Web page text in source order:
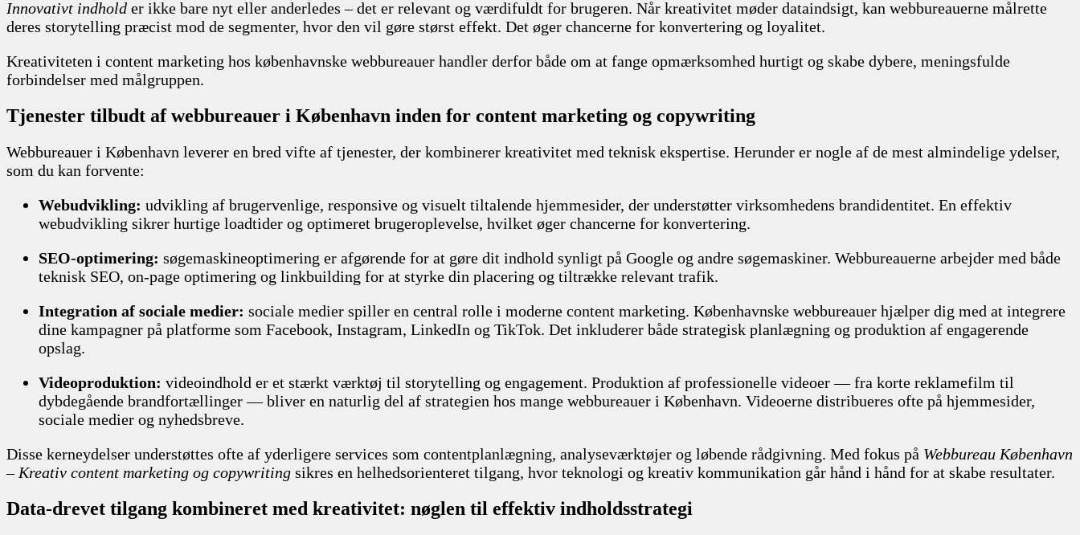
Innovativt indhold er ikke bare nyt eller anderledes – det er relevant og værdifuldt for brugeren. Når kreativitet møder dataindsigt, kan webbureauerne målrette
deres storytelling præcist mod de segmenter, hvor den vil gøre størst effekt. Det øger chancerne for konvertering og loyalitet.
Kreativiteten i content marketing hos københavnske webbureauer handler derfor både om at fange opmærksomhed hurtigt og skabe dybere, meningsfulde
forbindelser med målgruppen.
Tjenester tilbudt af webbureauer i København inden for content marketing og copywriting
Webbureauer i København leverer en bred vifte af tjenester, der kombinerer kreativitet med teknisk ekspertise. Herunder er nogle af de mest almindelige ydelser,
som du kan forvente:
Webudvikling: udvikling af brugervenlige, responsive og visuelt tiltalende hjemmesider, der understøtter virksomhedens brandidentitet. En effektiv
webudvikling sikrer hurtige loadtider og optimeret brugeroplevelse, hvilket øger chancerne for konvertering.
SEO-optimering: søgemaskineoptimering er afgørende for at gøre dit indhold synligt på Google og andre søgemaskiner. Webbureauerne arbejder med både
teknisk SEO, on-page optimering og linkbuilding for at styrke din placering og tiltrække relevant trafik.
Integration af sociale medier: sociale medier spiller en central rolle i moderne content marketing. Københavnske webbureauer hjælper dig med at integrere
dine kampagner på platforme som Facebook, Instagram, LinkedIn og TikTok. Det inkluderer både strategisk planlægning og produktion af engagerende
opslag.
Videoproduktion: videoindhold er et stærkt værktøj til storytelling og engagement. Produktion af professionelle videoer — fra korte reklamefilm til
dybdegående brandfortællinger — bliver en naturlig del af strategien hos mange webbureauer i København. Videoerne distribueres ofte på hjemmesider,
sociale medier og nyhedsbreve.
Disse kerneydelser understøttes ofte af yderligere services som contentplanlægning, analyseværktøjer og løbende rådgivning. Med fokus på Webbureau København
– Kreativ content marketing og copywriting sikres en helhedsorienteret tilgang, hvor teknologi og kreativ kommunikation går hånd i hånd for at skabe resultater.
Data-drevet tilgang kombineret med kreativitet: nøglen til effektiv indholdsstrategi